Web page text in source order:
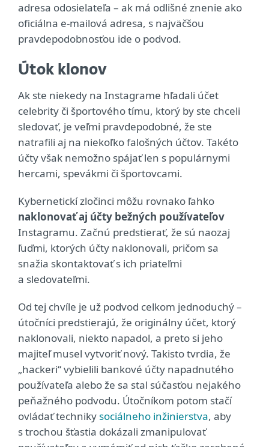
adresa odosielateľa – ak má odlišné znenie ako
oficiálna e‑mailová adresa, s najväčšou
pravdepodobnosťou ide o podvod.
Útok klonov
Ak ste niekedy na Instagrame hľadali účet
celebrity či športového tímu, ktorý by ste chceli
sledovať, je veľmi pravdepodobné, že ste
natrafili aj na niekoľko falošných účtov. Takéto
účty však nemožno spájať len s populárnymi
hercami, spevákmi či športovcami.
Kybernetickí zločinci môžu rovnako ľahko
naklonovať aj účty bežných používateľov
Instagramu. Začnú predstierať, že sú naozaj
ľuďmi, ktorých účty naklonovali, pričom sa
snažia skontaktovať s ich priateľmi
a sledovateľmi.
Od tej chvíle je už podvod celkom jednoduchý –
útočníci predstierajú, že originálny účet, ktorý
naklonovali, niekto napadol, a preto si jeho
majiteľ musel vytvoriť nový. Takisto tvrdia, že
„hackeri“ vybielili bankové účty napadnutého
používateľa alebo že sa stal súčasťou nejakého
peňažného podvodu. Útočníkom potom stačí
ovládať technikysociálneho inžinierstva, aby
s trochou šťastia dokázali zmanipulovať